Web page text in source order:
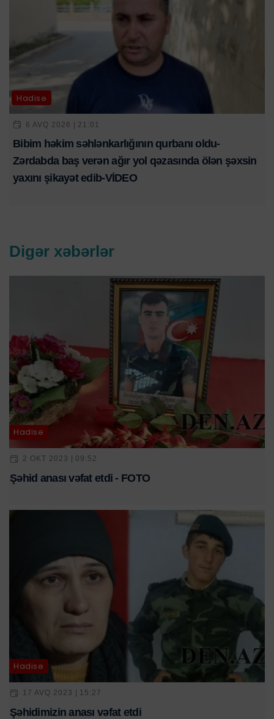
Hadisə
6 AVQ 2026 | 21:01
Bibim həkim səhlənkarlığının qurbanı oldu-
Zərdabda baş verən ağır yol qəzasında ölən şəxsin
yaxını şikayət edib-VİDEO
Digər xəbərlər
Hadisə
2 OKT 2023 | 09:52
Şəhid anası vəfat etdi - FOTO
Hadisə
17 AVQ 2023 | 15:27
Şəhidimizin anası vəfat etdi